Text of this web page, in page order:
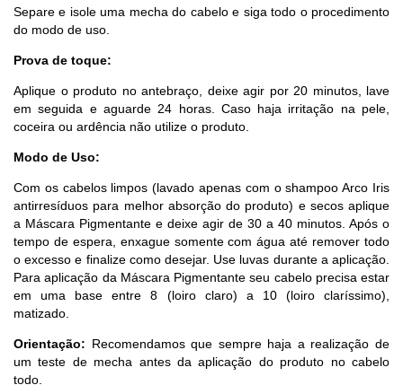
Separe e isole uma mecha do cabelo e siga todo o procedimento
do modo de uso.
Prova de toque:
Aplique o produto no antebraço, deixe agir por 20 minutos, lave
em seguida e aguarde 24 horas. Caso haja irritação na pele,
coceira ou ardência não utilize o produto.
Modo de Uso:
Com os cabelos limpos (lavado apenas com o shampoo Arco Iris
antirresíduos para melhor absorção do produto) e secos aplique
a Máscara Pigmentante e deixe agir de 30 a 40 minutos. Após o
tempo de espera, enxague somente com água até remover todo
o excesso e finalize como desejar. Use luvas durante a aplicação.
Para aplicação da Máscara Pigmentante seu cabelo precisa estar
em uma base entre 8 (loiro claro) a 10 (loiro claríssimo),
matizado.
Orientação: Recomendamos que sempre haja a realização de
um teste de mecha antes da aplicação do produto no cabelo
todo.